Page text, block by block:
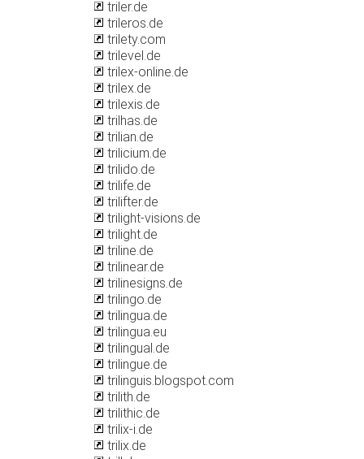
triler.de
trileros.de
trilety.com
trilevel.de
trilex-online.de
trilex.de
trilexis.de
trilhas.de
trilian.de
trilicium.de
trilido.de
trilife.de
trilifter.de
trilight-visions.de
trilight.de
triline.de
trilinear.de
trilinesigns.de
trilingo.de
trilingua.de
trilingua.eu
trilingual.de
trilingue.de
trilinguis.blogspot.com
trilith.de
trilithic.de
trilix-i.de
trilix.de